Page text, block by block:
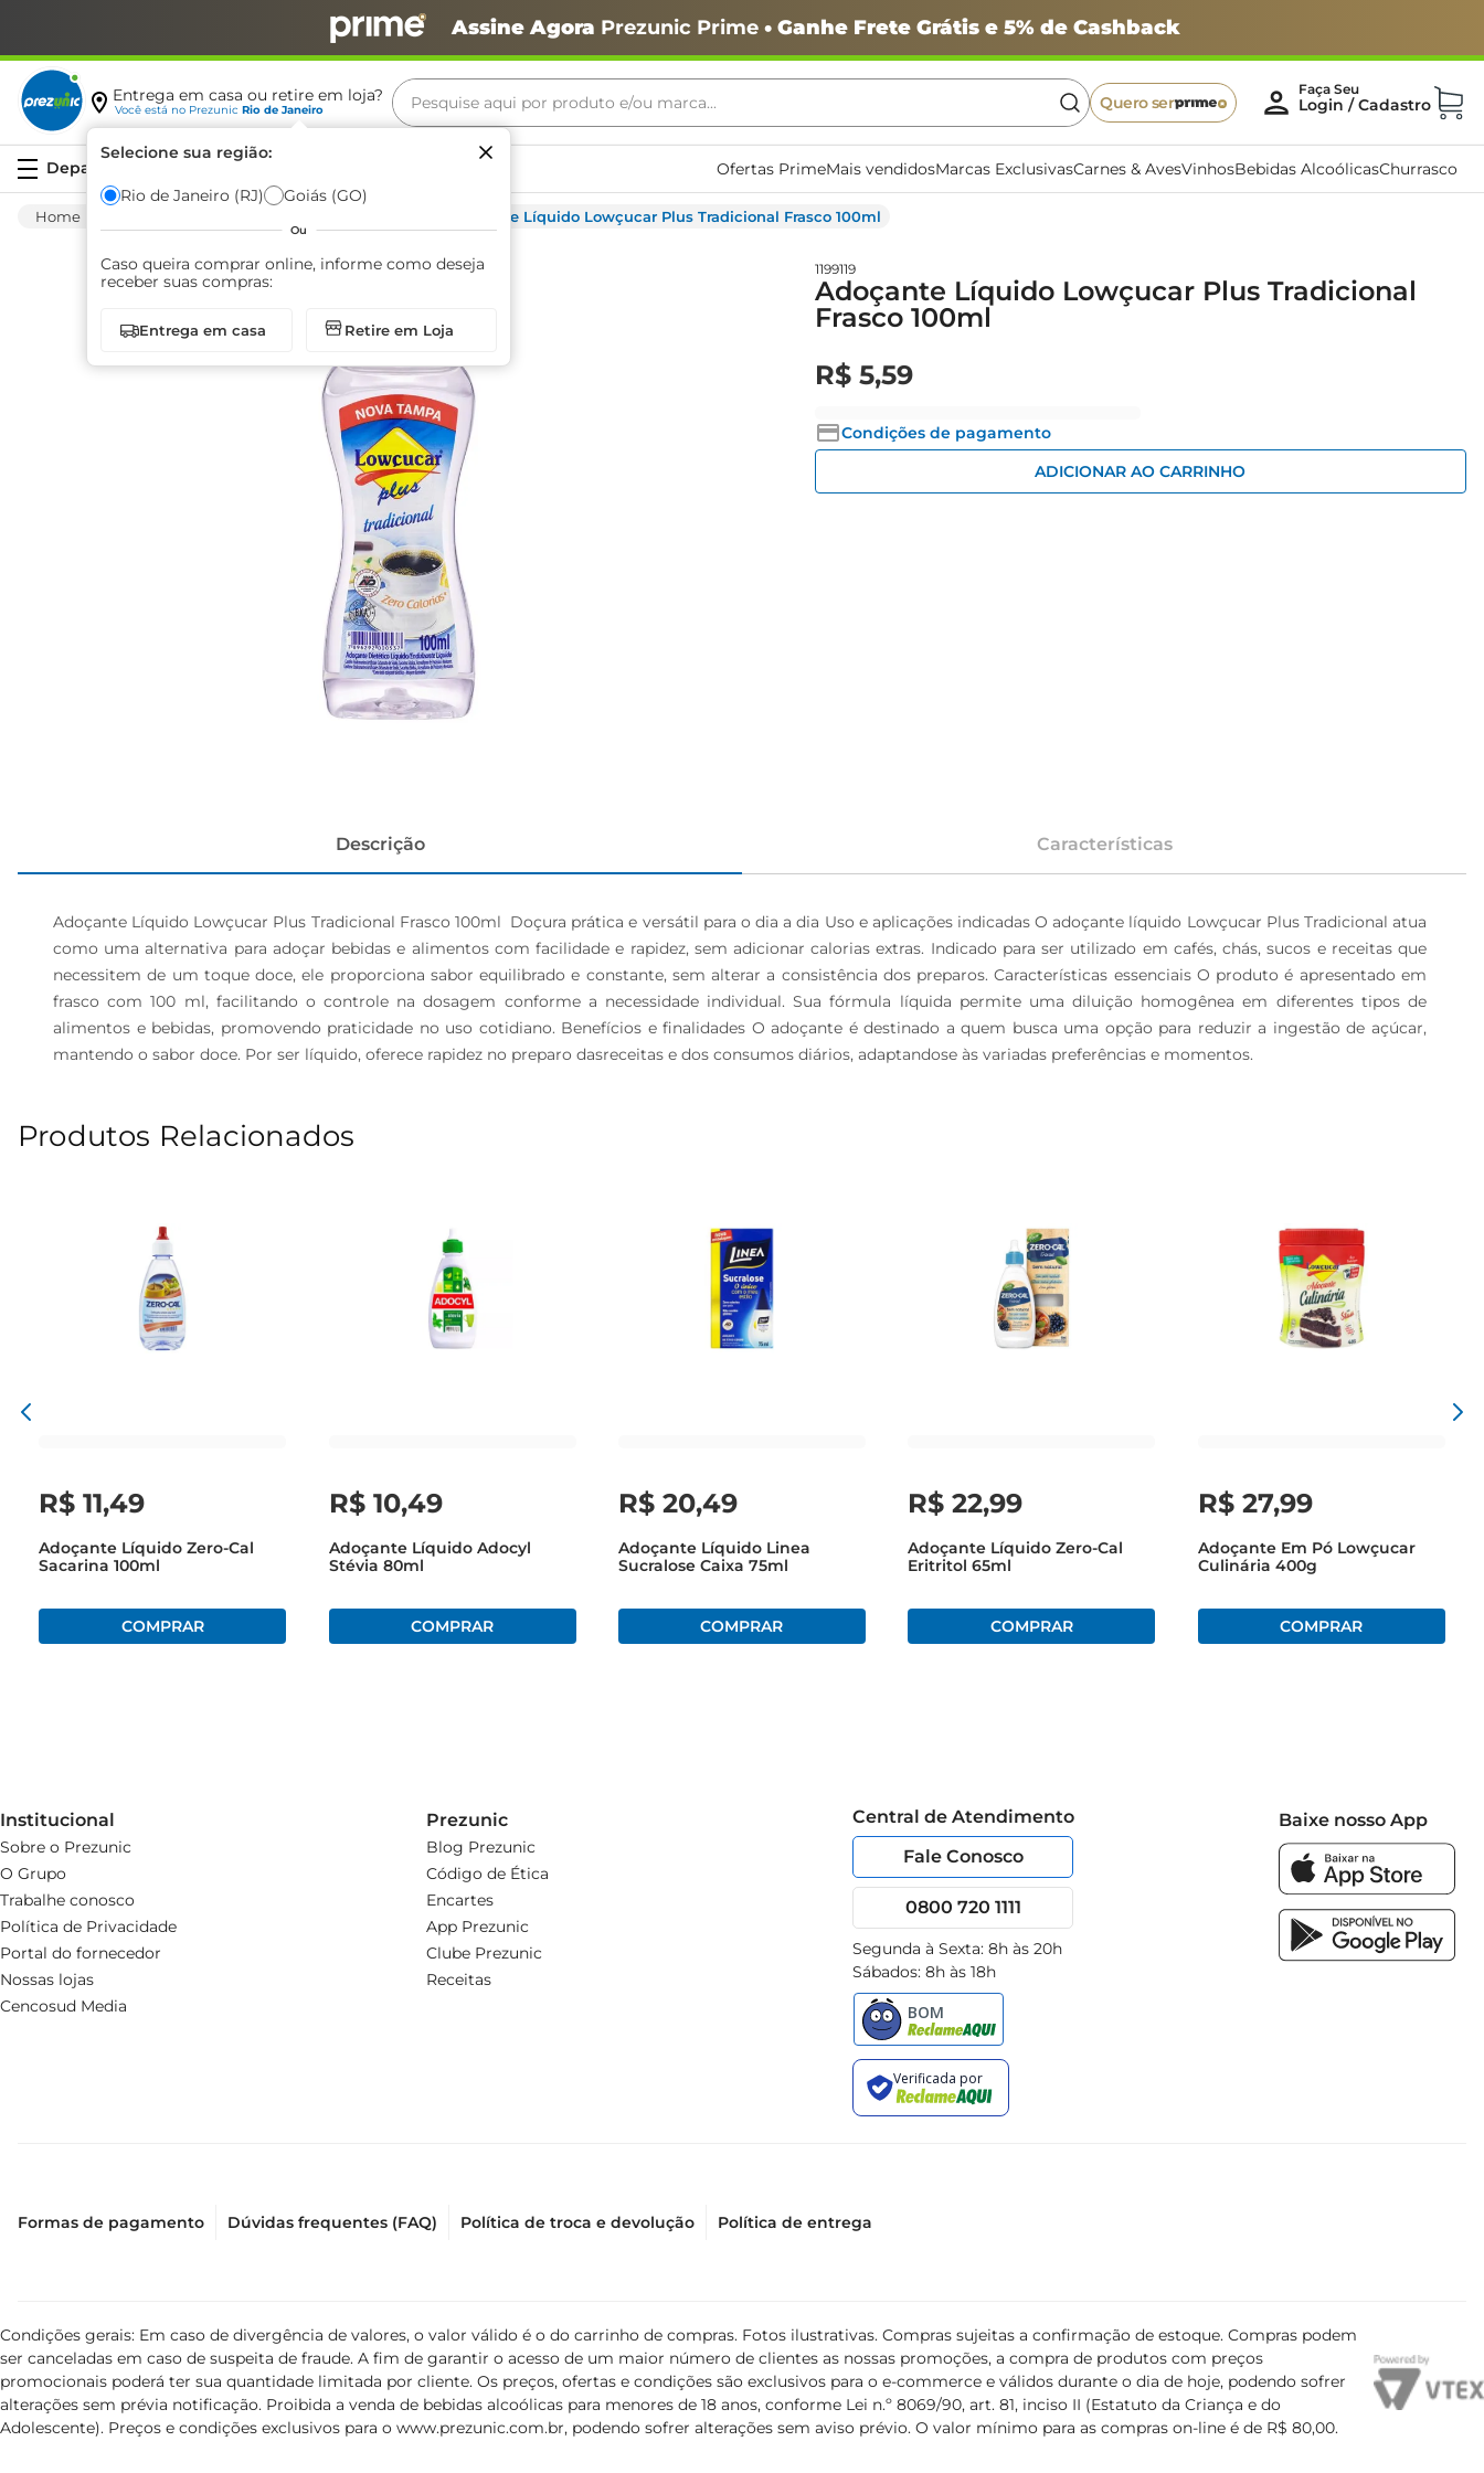
Assine Agora Prezunic Prime• Ganhe Frete Grátis e 5% de Cashback
Entrega em casa ou retire em loja?
Você está no Prezunic Rio de Janeiro
Selecione sua região:
Rio de Janeiro (RJ) Goiás (GO)
Ou
Caso queira comprar online, informe como deseja
receber suas compras:
Entrega em casa Retire em Loja
Pesquise aqui por produto e/ou marca...
Quero ser
Ofertas PrimeMais vendidosMarcas ExclusivasCarnes & AvesVinhosBebidas AlcoólicasChurrasco
Adoçante Líquido Lowçucar Plus Tradicional Frasco 100ml
1199119
Adoçante Líquido Lowçucar Plus Tradicional
Frasco 100ml
R$ 5,59
Condições de pagamento
ADICIONAR AO CARRINHO
Descrição Características
Adoçante Líquido Lowçucar Plus Tradicional Frasco 100ml  Doçura prática e versátil para o dia a dia Uso e aplicações indicadas O adoçante líquido Lowçucar Plus Tradicional atua
como uma alternativa para adoçar bebidas e alimentos com facilidade e rapidez, sem adicionar calorias extras. Indicado para ser utilizado em cafés, chás, sucos e receitas que
necessitem de um toque doce, ele proporciona sabor equilibrado e constante, sem alterar a consistência dos preparos. Características essenciais O produto é apresentado em
frasco com 100 ml, facilitando o controle na dosagem conforme a necessidade individual. Sua fórmula líquida permite uma diluição homogênea em diferentes tipos de
alimentos e bebidas, promovendo praticidade no uso cotidiano. Benefícios e finalidades O adoçante é destinado a quem busca uma opção para reduzir a ingestão de açúcar,
mantendo o sabor doce. Por ser líquido, oferece rapidez no preparo dasreceitas e dos consumos diários, adaptandose às variadas preferências e momentos.
Produtos Relacionados
R$ 11,49
Adoçante Líquido Zero-Cal
Sacarina 100ml
R$ 10,49
Adoçante Líquido Adocyl
Stévia 80ml
R$ 20,49
Adoçante Líquido Linea
Sucralose Caixa 75ml
R$ 22,99
Adoçante Líquido Zero-Cal
Eritritol 65ml
R$ 27,99
Adoçante Em Pó Lowçucar
Culinária 400g
Institucional
Sobre o Prezunic
O Grupo
Trabalhe conosco
Política de Privacidade
Portal do fornecedor
Nossas lojas
Cencosud Media
Prezunic
Blog Prezunic
Código de Ética
Encartes
App Prezunic
Clube Prezunic
Receitas
Central de Atendimento
Fale Conosco
0800 720 1111
Segunda à Sexta: 8h às 20h
Sábados: 8h às 18h
Baixe nosso App
Formas de pagamento Dúvidas frequentes (FAQ) Política de troca e devolução Política de entrega
Condições gerais: Em caso de divergência de valores, o valor válido é o do carrinho de compras. Fotos ilustrativas. Compras sujeitas a confirmação de estoque. Compras podem
ser canceladas em caso de suspeita de fraude. A fim de garantir o acesso de um maior número de clientes as nossas promoções, a compra de produtos com preços
promocionais poderá ter sua quantidade limitada por cliente. Os preços, ofertas e condições são exclusivos para o e-commerce e válidos durante o dia de hoje, podendo sofrer
alterações sem prévia notificação. Proibida a venda de bebidas alcoólicas para menores de 18 anos, conforme Lei n.º 8069/90, art. 81, inciso II (Estatuto da Criança e do
Adolescente). Preços e condições exclusivos para o www.prezunic.com.br, podendo sofrer alterações sem aviso prévio. O valor mínimo para as compras on-line é de R$ 80,00.
Termos mais buscados
café
azeite
biscoito
arroz
iogurte
papel higiênico